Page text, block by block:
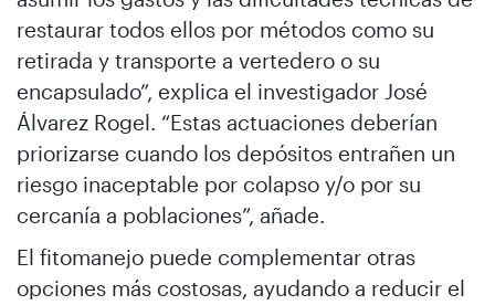
restaurar todos ellos por métodos como su
retirada y transporte a vertedero o su
encapsulado”, explica el investigador José
Álvarez Rogel. “Estas actuaciones deberían
priorizarse cuando los depósitos entrañen un
riesgo inaceptable por colapso y/o por su
cercanía a poblaciones”, añade.
El fitomanejo puede complementar otras
opciones más costosas, ayudando a reducir el